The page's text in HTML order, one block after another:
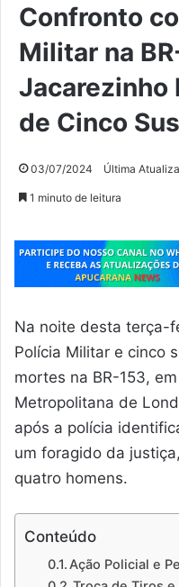
Confronto
Militar na
Jacarezinho
de Cinco
03/07/2024 Última
1 minuto de leitura
Na noite desta terça-
Polícia Militar e cinco
mortes na BR-153,
Metropolitana de
após a polícia
um foragido da
quatro homens.
Conteúdo
Ação Policial e